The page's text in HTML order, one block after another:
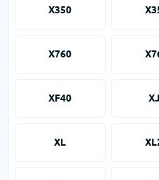
X350
X760
XF40
XL